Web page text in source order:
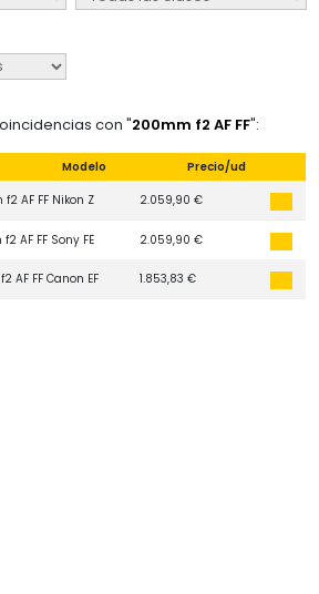
con "200mm f2 AF FF":
Modelo
Precio/ud
AF FF Nikon Z
2.059,90 €
AF FF Sony FE 2.059,90 €
AF FF Canon EF 1.853,83 €